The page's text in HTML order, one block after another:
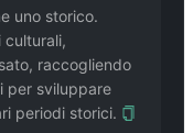
uno storico.
culturali,
raccogliendo
per sviluppare
periodi storici.